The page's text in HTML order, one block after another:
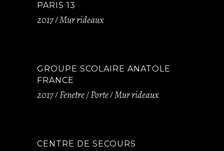
PARIS 13
2017 Mur rideaux
GROUPE SCOLAIRE ANATOLE
FRANCE
2017 Fenetre / Porte Mur rideaux
CENTRE DE SECOURS